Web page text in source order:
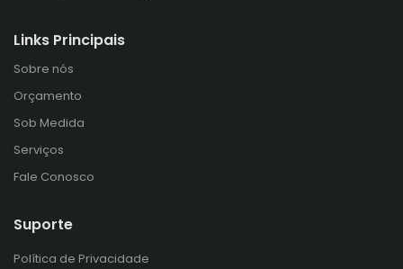
Links Principais
Sobre nós
Orçamento
Sob Medida
Serviços
Fale Conosco
Suporte
Política de Privacidade